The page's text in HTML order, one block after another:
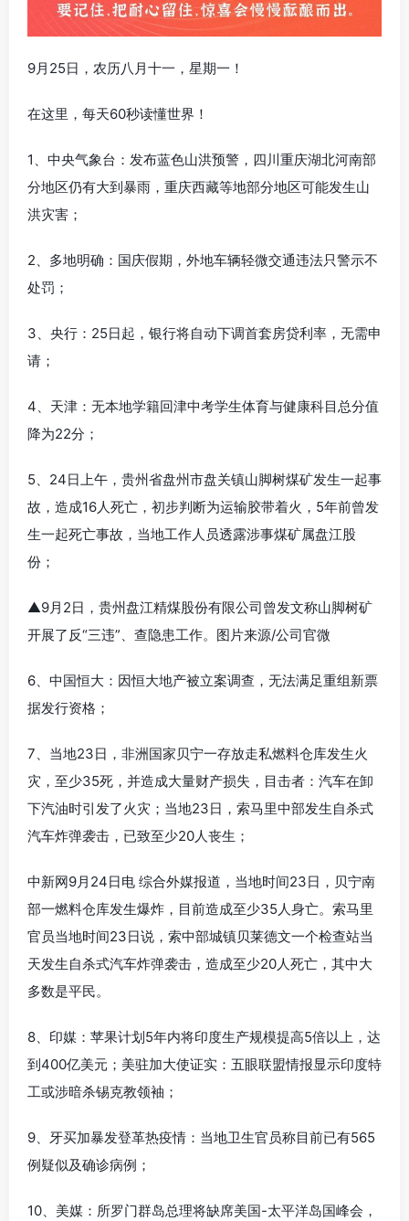
9月25日，农历八月十一，星期一！
在这里，每天60秒读懂世界！
1、中央气象台：发布蓝色山洪预警，四川重庆湖北河南部
分地区仍有大到暴雨，重庆西藏等地部分地区可能发生山
洪灾害；
2、多地明确：国庆假期，外地车辆轻微交通违法只警示不
处罚；
3、央行：25日起，银行将自动下调首套房贷利率，无需申
请；
4、天津：无本地学籍回津中考学生体育与健康科目总分值
降为22分；
5、24日上午，贵州省盘州市盘关镇山脚树煤矿发生一起事
故，造成16人死亡，初步判断为运输胶带着火，5年前曾发
生一起死亡事故，当地工作人员透露涉事煤矿属盘江股
份；
▲9月2日，贵州盘江精煤股份有限公司曾发文称山脚树矿
开展了反“三违”、查隐患工作。图片来源/公司官微
6、中国恒大：因恒大地产被立案调查，无法满足重组新票
据发行资格；
7、当地23日，非洲国家贝宁一存放走私燃料仓库发生火
灾，至少35死，并造成大量财产损失，目击者：汽车在卸
下汽油时引发了火灾；当地23日，索马里中部发生自杀式
汽车炸弹袭击，已致至少20人丧生；
中新网9月24日电 综合外媒报道，当地时间23日，贝宁南
部一燃料仓库发生爆炸，目前造成至少35人身亡。索马里
官员当地时间23日说，索中部城镇贝莱德文一个检查站当
天发生自杀式汽车炸弹袭击，造成至少20人死亡，其中大
多数是平民。
8、印媒：苹果计划5年内将印度生产规模提高5倍以上，达
到400亿美元；美驻加大使证实：五眼联盟情报显示印度特
工或涉暗杀锡克教领袖；
9、牙买加暴发登革热疫情：当地卫生官员称目前已有565
例疑似及确诊病例；
10、美媒：所罗门群岛总理将缺席美国-太平洋岛国峰会，